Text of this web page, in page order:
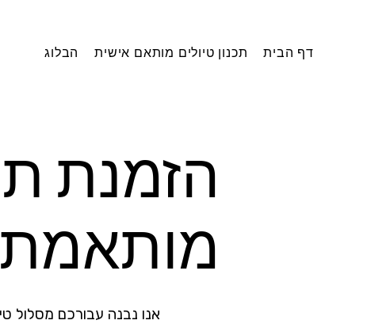
הבלוג תכנון טיולים מותאם אישית דף הבית
הזמנת
אנו נבנה עבורכם מסלול